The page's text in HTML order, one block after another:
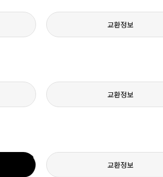
교환정보
교환정보
교환정보